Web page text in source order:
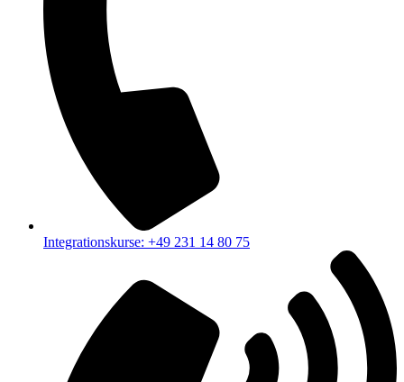
Integrationskurse: +49 231 14 80 75